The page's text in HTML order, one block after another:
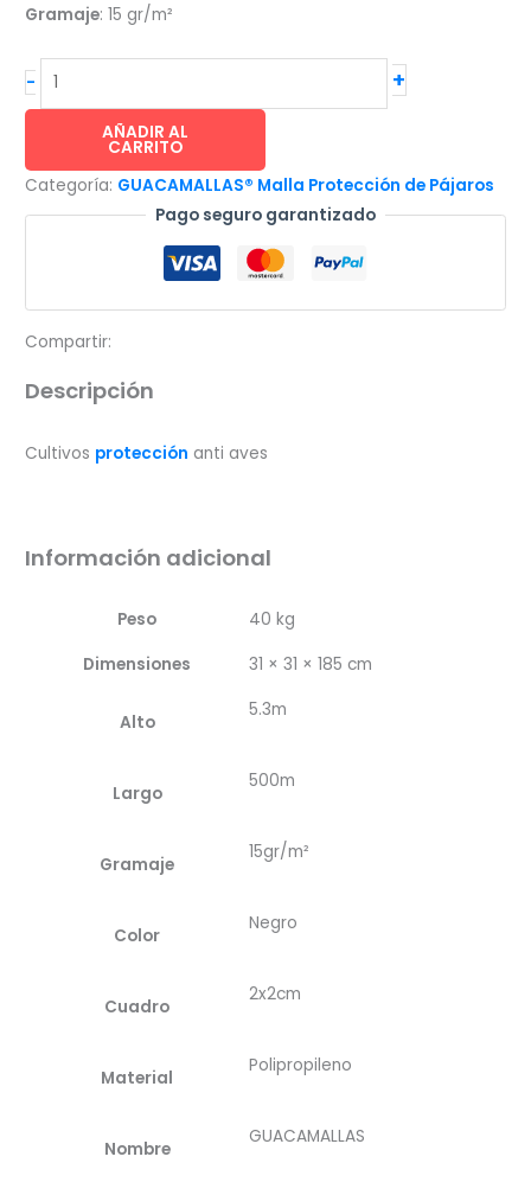
Gramaje: 15 gr/m²
-
GUACAMALLAS®
Cultivos
Protección
5.3x500m
2x2cm
+
AÑADIR AL
CARRITO
Categoría: GUACAMALLAS® Malla Protección de Pájaros
Pago seguro garantizado
Compartir:
Descripción
Cultivos protección anti aves
Información adicional
Peso
40 kg
Dimensiones
31 × 31 × 185 cm
Alto
5.3m
Largo
500m
Gramaje
15gr/m²
Color
Negro
Cuadro
2x2cm
Material
Polipropileno
Nombre
GUACAMALLAS